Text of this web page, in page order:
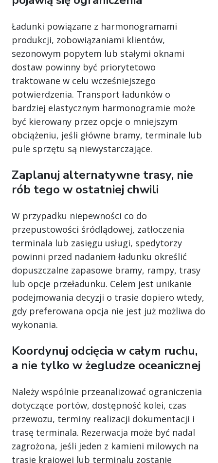
Ładunki powiązane z harmonogramami
produkcji, zobowiązaniami klientów,
sezonowym popytem lub stałymi oknami
dostaw powinny być priorytetowo
traktowane w celu wcześniejszego
potwierdzenia. Transport ładunków o
bardziej elastycznym harmonogramie może
być kierowany przez opcje o mniejszym
obciążeniu, jeśli główne bramy, terminale lub
pule sprzętu są niewystarczające.
Zaplanuj alternatywne trasy, nie
rób tego w ostatniej chwili
W przypadku niepewności co do
przepustowości śródlądowej, zatłoczenia
terminala lub zasięgu usługi, spedytorzy
powinni przed nadaniem ładunku określić
dopuszczalne zapasowe bramy, rampy, trasy
lub opcje przeładunku. Celem jest unikanie
podejmowania decyzji o trasie dopiero wtedy,
gdy preferowana opcja nie jest już możliwa do
wykonania.
Koordynuj odcięcia w całym ruchu,
a nie tylko w żegludze oceanicznej
Należy wspólnie przeanalizować ograniczenia
dotyczące portów, dostępność kolei, czas
przewozu, terminy realizacji dokumentacji i
trasę terminala. Rezerwacja może być nadal
zagrożona, jeśli jeden z kamieni milowych na
trasie krajowej lub terminalu zostanie